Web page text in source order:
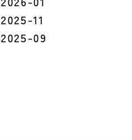
2025-11
2025-09